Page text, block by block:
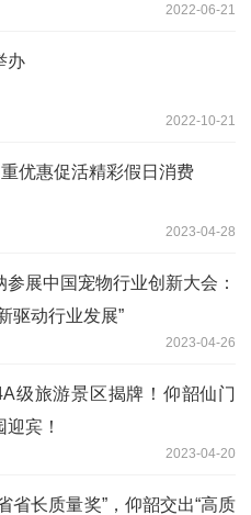
2022-06-21
办
2022-10-21
优惠促活精彩假日消费
2023-04-28
参展中国宠物行业创新大会：
驱动行业发展”
2023-04-26
级旅游景区揭牌！仰韶仙门
宾！
2023-04-20
省长质量奖”，仰韶交出“高质